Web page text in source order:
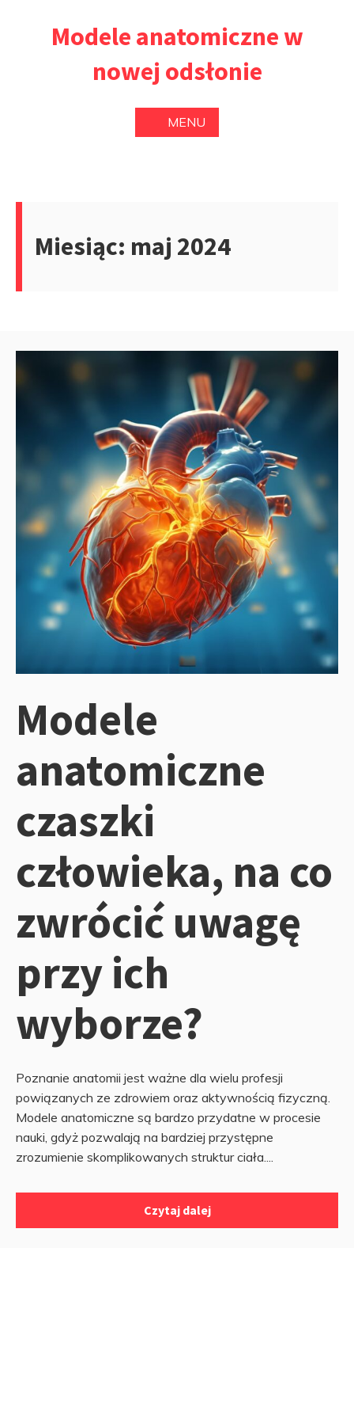
Modele anatomiczne w
nowej odsłonie
MENU
Miesiąc: maj 2024
Modele
anatomiczne
czaszki
człowieka, na co
zwrócić uwagę
przy ich
wyborze?
Poznanie anatomii jest ważne dla wielu profesji
powiązanych ze zdrowiem oraz aktywnością fizyczną.
Modele anatomiczne są bardzo przydatne w procesie
nauki, gdyż pozwalają na bardziej przystępne
zrozumienie skomplikowanych struktur ciała....
Czytaj dalej